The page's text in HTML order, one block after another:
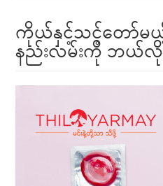
ကိုယ်နှင့်သင့်တော်မယ့်
နည်းလမ်းကို ဘယ်လို